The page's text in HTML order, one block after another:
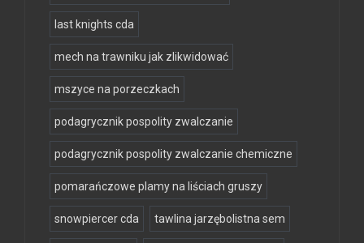
last knights cda
mech na trawniku jak zlikwidować
mszyce na porzeczkach
podagrycznik pospolity zwalczanie
podagrycznik pospolity zwalczanie chemiczne
pomarańczowe plamy na liściach gruszy
snowpiercer cda tawlina jarzębolistna sem